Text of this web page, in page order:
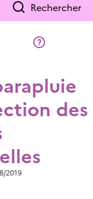
Rechercher
des
2019